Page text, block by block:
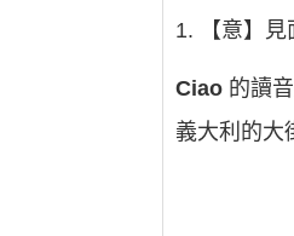
1. 【意】
Ciao 的讀
義大利的大